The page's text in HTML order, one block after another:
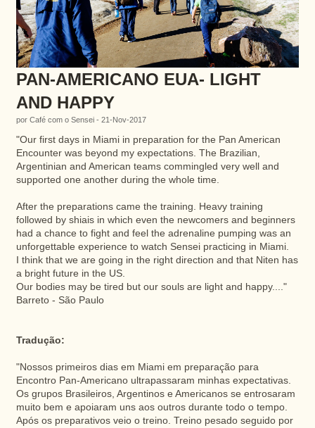
PAN-AMERICANO EUA- LIGHT
AND HAPPY
por Café com o Sensei - 21-Nov-2017
"Our first days in Miami in preparation for the Pan American
Encounter was beyond my expectations. The Brazilian,
Argentinian and American teams commingled very well and
supported one another during the whole time.
After the preparations came the training. Heavy training
followed by shiais in which even the newcomers and beginners
had a chance to fight and feel the adrenaline pumping was an
unforgettable experience to watch Sensei practicing in Miami.
I think that we are going in the right direction and that Niten has
a bright future in the US.
Our bodies may be tired but our souls are light and happy...."
Barreto - São Paulo
Tradução:
"Nossos primeiros dias em Miami em preparação para
Encontro Pan-Americano ultrapassaram minhas expectativas.
Os grupos Brasileiros, Argentinos e Americanos se entrosaram
muito bem e apoiaram uns aos outros durante todo o tempo.
Após os preparativos veio o treino. Treino pesado seguido por